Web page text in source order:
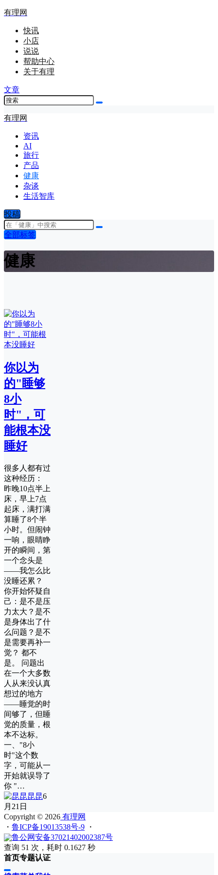
有理网
快讯
小店
说说
帮助中心
关于有理
文章
有理网
资讯
AI
旅行
产品
健康
杂谈
生活智库
投稿
全部标签
健康
你以为
的"睡够
8小
时"，可
能根本没
睡好
很多人都有过
这种经历：
昨晚10点半上
床，早上7点
起床，满打满
算睡了8个半
小时。但闹钟
一响，眼睛睁
开的瞬间，第
一个念头是
——我怎么比
没睡还累？
你开始怀疑自
己：是不是压
力太大？是不
是身体出了什
么问题？是不
是需要再补一
觉？ 都不
是。 问题出
在一个大多数
人从来没认真
想过的地方
——睡觉的时
间够了，但睡
觉的质量，根
本不达标。
一、"8小
时"这个数
字，可能从一
开始就误导了
你 "…
昆昆6
月21日
Copyright © 2026 有理网
・ 鲁ICP备19013538号-9
・
鲁公网安备37021402002387号
查询 51 次，耗时 0.1627 秒
首页专题认证